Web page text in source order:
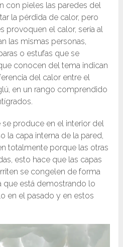
con pieles las paredes del
la pérdida de calor, pero
provoquen el calor, sería al
las mismas personas,
o estufas que se
conocen del tema indican
del calor entre el
en un rango comprendido
se produce en el interior del
la capa interna de la pared,
totalmente porque las otras
esto hace que las capas
se congelen de forma
que está demostrando lo
en el pasado y en estos